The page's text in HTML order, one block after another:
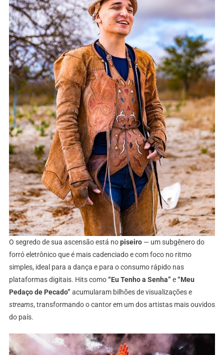
O segredo de sua ascensão está nopiseiro— um subgênero do
forró eletrônico que é mais cadenciado e com foco no ritmo
simples, ideal para a dança e para o consumo rápido nas
plataformas digitais. Hits como“Eu Tenho a Senha” e“Meu
Pedaço de Pecado” acumularam bilhões de visualizações e
streams, transformando o cantor em um dos artistas mais ouvidos
do país.